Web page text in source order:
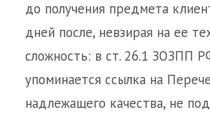
до получения предмета
дней после, невзирая на ее
сложность: в ст. 26.1 ЗОЗПП
упоминается ссылка на
надлежащего качества, не